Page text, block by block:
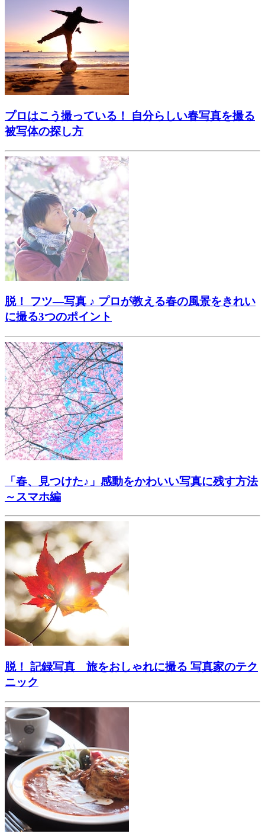
プロはこう撮っている！ 自分らしい春写真を撮る
被写体の探し方
脱！ フツ―写真 ♪ プロが教える春の風景をきれい
に撮る3つのポイント
「春、見つけた♪」感動をかわいい写真に残す方法
～スマホ編
脱！ 記録写真 旅をおしゃれに撮る 写真家のテク
ニック